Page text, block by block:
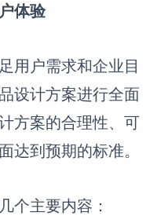
体验
用户需求和企业目
设计方案进行全面
方案的合理性、可
达到预期的标准。
个主要内容：